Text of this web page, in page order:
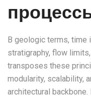
В geologic terms, time
stratigraphy, flow
transposes these
modularity, scalability,
architectural